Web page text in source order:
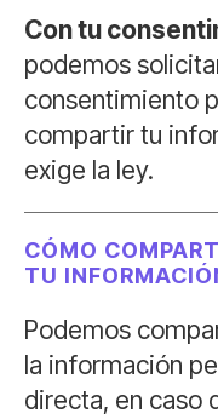
Con tu
podemos
consentimiento
compartir tu
exige la ley.
CÓMO
TU
Podemos
la información
directa, en caso